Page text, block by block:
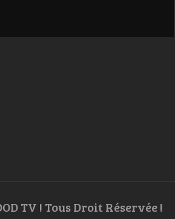
TV ! Tous Droit Réservée !